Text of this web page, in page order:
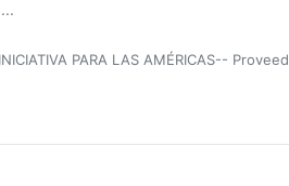
PARA LAS AMÉRICAS--